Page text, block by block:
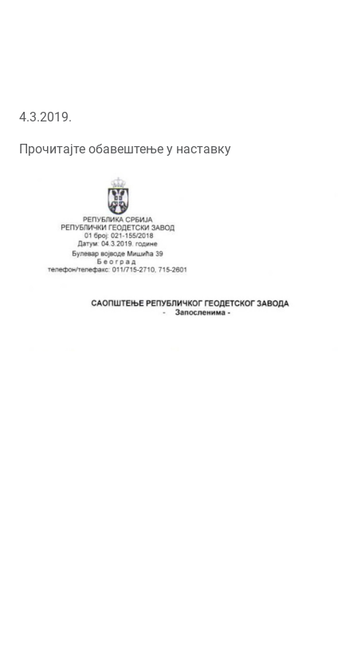
4.3.2019.
Прочитајте обавештење у наставку